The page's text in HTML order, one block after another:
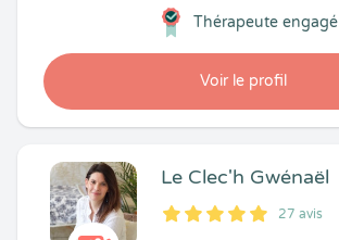
Voir le profil
Thérapeute engagé
Le Clec'h Gwénaël
5
1
5
27 27 avis